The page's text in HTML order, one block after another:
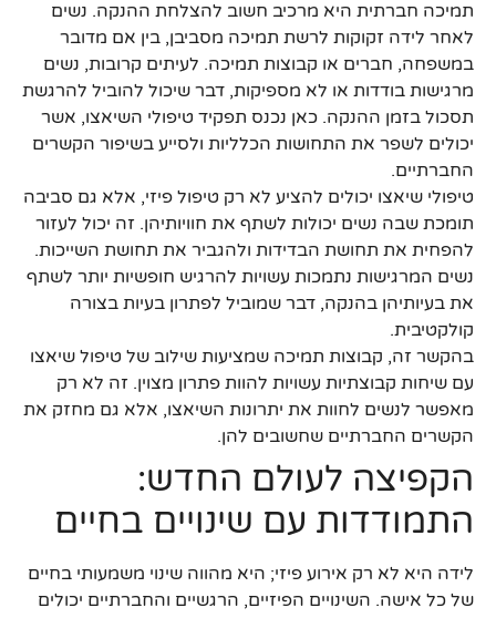
תמיכה חברתית היא מרכיב חשוב להצלחת ההנקה. נשים
לאחר לידה זקוקות לרשת תמיכה מסביבן, בין אם מדובר
במשפחה, חברים או קבוצות תמיכה. לעיתים קרובות, נשים
מרגישות בודדות או לא מספיקות, דבר שיכול להוביל להרגשת
תסכול בזמן ההנקה. כאן נכנס תפקיד טיפולי השיאצו, אשר
יכולים לשפר את התחושות הכלליות ולסייע בשיפור הקשרים
החברתיים.
טיפולי שיאצו יכולים להציע לא רק טיפול פיזי, אלא גם סביבה
תומכת שבה נשים יכולות לשתף את חוויותיהן. זה יכול לעזור
להפחית את תחושת הבדידות ולהגביר את תחושת השייכות.
נשים המרגישות נתמכות עשויות להרגיש חופשיות יותר לשתף
את בעיותיהן בהנקה, דבר שמוביל לפתרון בעיות בצורה
קולקטיבית.
בהקשר זה, קבוצות תמיכה שמציעות שילוב של טיפול שיאצו
עם שיחות קבוצתיות עשויות להוות פתרון מצוין. זה לא רק
מאפשר לנשים לחוות את יתרונות השיאצו, אלא גם מחזק את
הקשרים החברתיים שחשובים להן.
הקפיצה לעולם החדש:
התמודדות עם שינויים בחיים
לידה היא לא רק אירוע פיזי; היא מהווה שינוי משמעותי בחיים
של כל אישה. השינויים הפיזיים, הרגשיים והחברתיים יכולים